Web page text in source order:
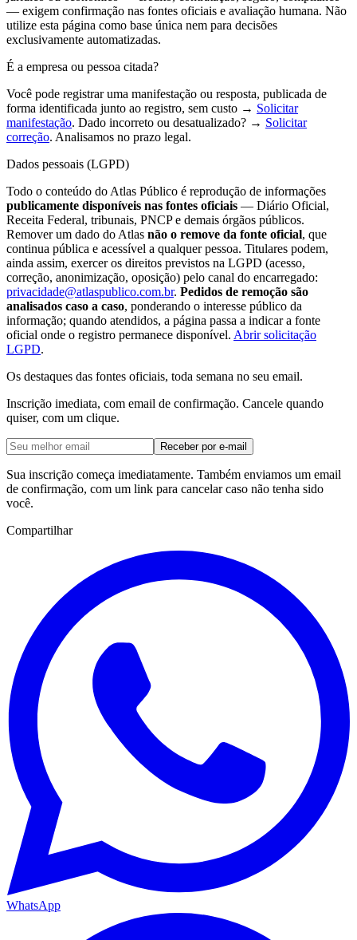
— exigem confirmação nas fontes oficiais e avaliação humana. Não
utilize esta página como base única nem para decisões
exclusivamente automatizadas.
É a empresa ou pessoa citada?
Você pode registrar uma manifestação ou resposta, publicada de
forma identificada junto ao registro, sem custo → Solicitar
manifestação. Dado incorreto ou desatualizado? → Solicitar
correção. Analisamos no prazo legal.
Dados pessoais (LGPD)
Todo o conteúdo do Atlas Público é reprodução de informações
publicamente disponíveis nas fontes oficiais — Diário Oficial,
Receita Federal, tribunais, PNCP e demais órgãos públicos.
Remover um dado do Atlas não o remove da fonte oficial, que
continua pública e acessível a qualquer pessoa. Titulares podem,
ainda assim, exercer os direitos previstos na LGPD (acesso,
correção, anonimização, oposição) pelo canal do encarregado:
privacidade@atlaspublico.com.br. Pedidos de remoção são
analisados caso a caso, ponderando o interesse público da
informação; quando atendidos, a página passa a indicar a fonte
oficial onde o registro permanece disponível. Abrir solicitação
LGPD.
Os destaques das fontes oficiais, toda semana no seu email.
Inscrição imediata, com email de confirmação. Cancele quando
quiser, com um clique.
Receber por e-mail
Sua inscrição começa imediatamente. Também enviamos um email
de confirmação, com um link para cancelar caso não tenha sido
você.
Compartilhar
WhatsApp